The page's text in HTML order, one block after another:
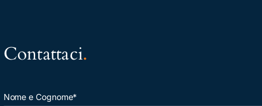
Contattaci.
Nome e Cognome*